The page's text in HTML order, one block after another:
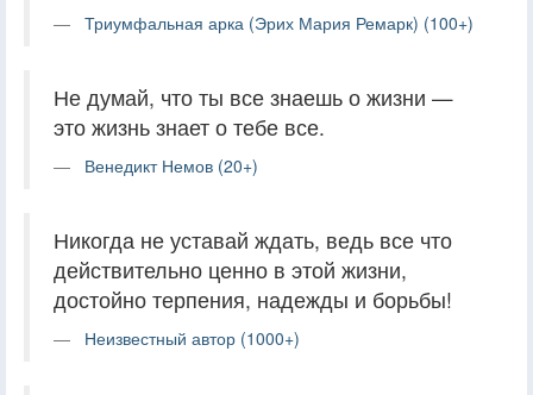
Триумфальная арка (Эрих Мария Ремарк) (100+)
Не думай, что ты все знаешь о жизни —
это жизнь знает о тебе все.
Венедикт Немов (20+)
Никогда не уставай ждать, ведь все что
действительно ценно в этой жизни,
достойно терпения, надежды и борьбы!
Неизвестный автор (1000+)